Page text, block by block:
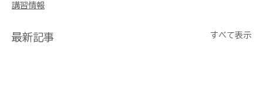
講習情報
最新記事 すべて表示